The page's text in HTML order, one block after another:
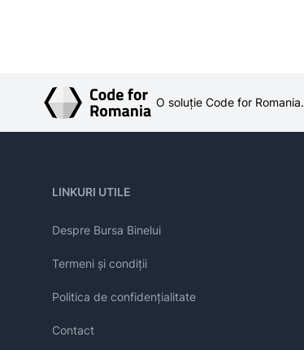
O soluție Code for Romania.
LINKURI UTILE
Despre Bursa Binelui
Termeni și condiții
Politica de confidențialitate
Contact